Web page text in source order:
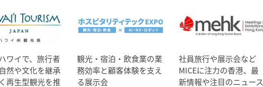
ワイで、旅行者
然や文化を継承
再生型観光を推
観光・宿泊・飲食業の業
務効率と顧客体験を支え
る展示会
社員旅行や展示会など
MICEに注力の香港、最
新情報や注目のニュース